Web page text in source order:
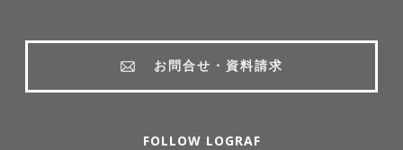
お問合せ・資料請求
FOLLOW LOGRAF